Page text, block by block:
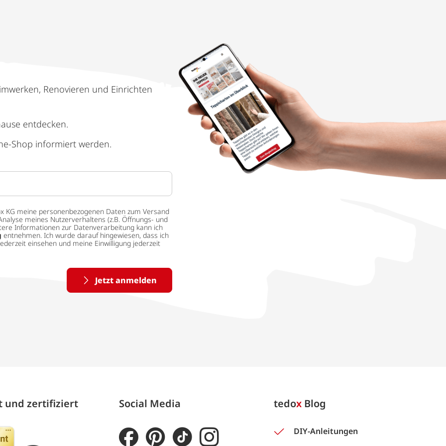
Renovieren und Einrichten
entdecken.
Shop informiert werden.
KG meine personenbezogenen Daten zum Versand
meines Nutzerverhaltens (z.B. Öffnungs- und
Informationen zur Datenverarbeitung kann ich
entnehmen. Ich wurde darauf hingewiesen, dass ich
einsehen und meine Einwilligung jederzeit
Jetzt anmelden
und zertifiziert Social Media tedox Blog
DIY-Anleitungen